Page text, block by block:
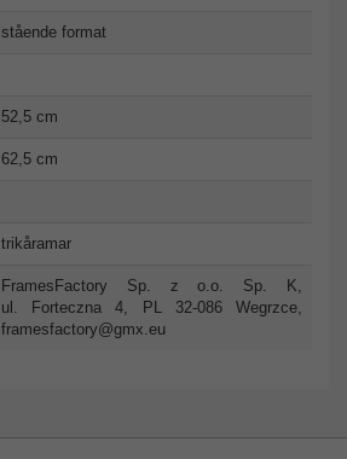
stående format
52,5 cm
62,5 cm
trikåramar
FramesFactory Sp. z o.o. Sp. K,
ul. Forteczna 4, PL 32-086 Wegrzce,
framesfactory@gmx.eu